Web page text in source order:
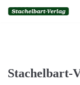
springen
Stachelbart-